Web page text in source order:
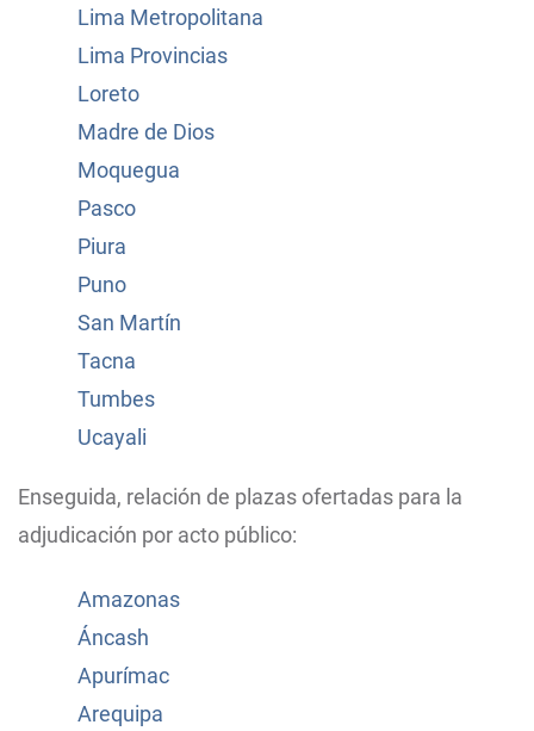
Lima Metropolitana
Lima Provincias
Loreto
Madre de Dios
Moquegua
Pasco
Piura
Puno
San Martín
Tacna
Tumbes
Ucayali
Enseguida, relación de plazas ofertadas para la
adjudicación por acto público:
Amazonas
Áncash
Apurímac
Arequipa